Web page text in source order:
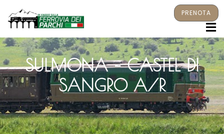
PRENOTA
SULMONA – CASTEL DI
SANGRO A/R